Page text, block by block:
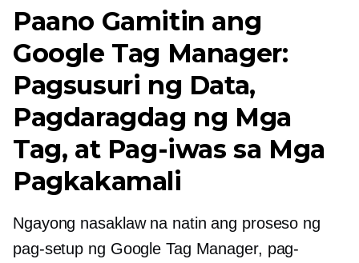
Paano Gamitin ang
Google Tag Manager:
Pagsusuri ng Data,
Pagdaragdag ng Mga
Tag, at Pag-iwas sa Mga
Pagkakamali
Ngayong nasaklaw na natin ang proseso ng
pag-setup ng Google Tag Manager, pag-